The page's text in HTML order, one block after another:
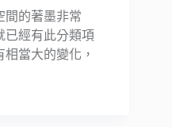
間的著墨非常
已經有此分類項
當大的變化，